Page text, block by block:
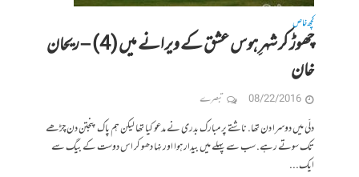
کچھ خاص
چھوڑ کر شہرِ ہوس عشق کے ویرانے میں (4) – ریحان
خان
08/22/2016 تبصرے
دلّی میں دوسرا دن تھا. ناشتے پر مبارک بدری نے مدعو کیا تھا لیکن ہم پاک پنجتن دن چڑھے
تک سوتے رہے. سب سے پہلے میں بیدار ہوا اور نہا دھو کر اس دوست کے بیگ سے
ایک...